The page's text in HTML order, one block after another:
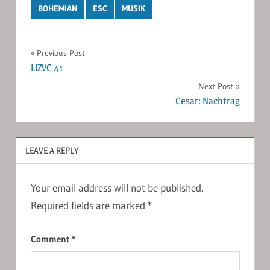
BOHEMIAN ESC MUSIK
Post
navigation
Previous Post
LIZVC 41
Next Post
Cesar: Nachtrag
LEAVE A REPLY
Your email address will not be published.
Required fields are marked *
Comment *